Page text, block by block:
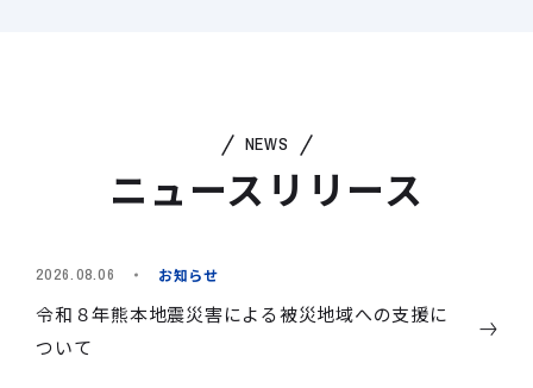
NEWS
ニュースリリース
2026.08.06 お知らせ
令和８年熊本地震災害による被災地域への支援に
ついて